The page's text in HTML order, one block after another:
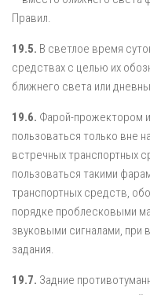
Правил.
19.5. В светлое время
средствах с целью их
ближнего света или
19.6. Фарой-прожектором
пользоваться только вне
встречных транспортных
пользоваться такими
транспортных средств,
порядке проблесковыми
звуковыми сигналами, при
задания.
19.7. Задние